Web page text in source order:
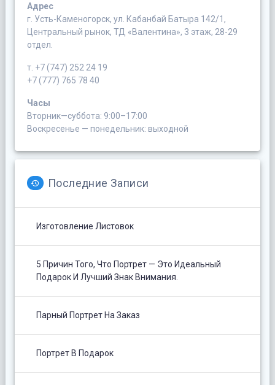
Адрес
г. Усть-Каменогорск, ул. Кабанбай Батыра 142/1,
Центральный рынок, ТД «Валентина», 3 этаж, 28-29
отдел.
т. +7 (747) 252 24 19
+7 (777) 765 78 40
Часы
Вторник—суббота: 9:00–17:00
Воскресенье — понедельник: выходной
Последние Записи
Изготовление Листовок
5 Причин Того, Что Портрет — Это Идеальный
Подарок И Лучший Знак Внимания.
Парный Портрет На Заказ
Портрет В Подарок